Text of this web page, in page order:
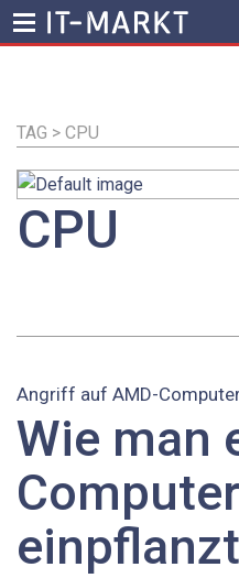
Inhalt
TAG > CPU
CPU
Angriff auf AMD-
Wie man
einpflanzt